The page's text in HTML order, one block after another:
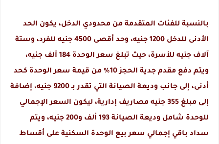
بالنسبة للفئات المتقدمة من محدودي الدخل، يكون الحد
الأدنى للدخل 1200 جنيه، وحد أقصى 4500 جنيه للفرد، وستة
آلاف جنيه للأسرة، حيث تبلغ سعر الوحدة 184 ألف جنيه،
ويتم دفع مقدم جدية الحجز 10% من قيمة سعر الوحدة كحد
أدنى، إلى جانب وديعة الصيانة التي تقدر بـ 9200 جنيه، إضافة
إلى مبلغ 355 جنيه مصاريف إدارية، ليكون السعر الإجمالي
للوحدة شامل وديعة الصيانة 193 ألف و200 جنيه، ويتم
سداد باقي إجمالي سعر بيع الوحدة السكنية على أقساط